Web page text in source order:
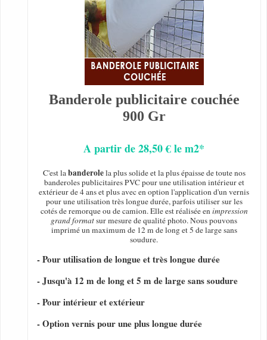
Banderole publicitaire couchée
900 Gr
A partir de 28,50 € le m2*
C'est labanderolela plus solide et la plus épaisse de toute nos
banderoles publicitaires PVC pour une utilisation intérieur et
extérieur de 4 ans et plus avec en option l'application d'un vernis
pour une utilisation très longue durée, parfois utiliser sur les
cotés de remorque ou de camion. Elle est réalisée enimpression
grand formatsur mesure de qualité photo. Nous pouvons
imprimé un maximum de 12 m de long et 5 de large sans
soudure.
- Pour utilisation de longue et très longue durée
- Jusqu'à 12 m de long et 5 m de large sans soudure
- Pour intérieur et extérieur
- Option vernis pour une plus longue durée